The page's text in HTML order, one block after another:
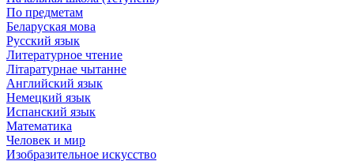
По предметам
Беларуская мова
Русский язык
Литературное чтение
Літаратурнае чытанне
Английский язык
Немецкий язык
Испанский язык
Математика
Человек и мир
Изобразительное искусство